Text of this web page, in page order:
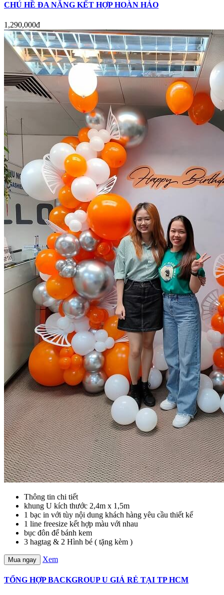
CHÚ HỀ ĐA NĂNG KẾT HỢP HOÀN HẢO
1,290,000đ
Thông tin chi tiết
khung U kích thước 2,4m x 1,5m
1 bạc in với tùy nội dung khách hàng yêu cầu thiết kế
1 line freesize kết hợp màu với nhau
bục đôn để bánh kem
3 hagtag & 2 Hình bé ( tặng kèm )
Mua ngay Xem
TỔNG HỢP BACKGROUP U GIÁ RẺ TẠI TP HCM